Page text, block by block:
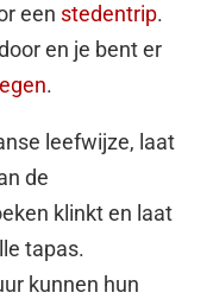
een stedentrip.
en je bent er
.
leefwijze, laat
de
klinkt en laat
tapas.
kunnen hun